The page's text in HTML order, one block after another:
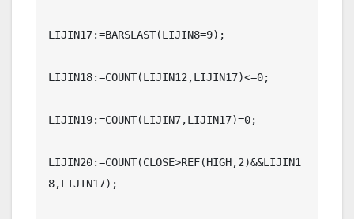
LIJIN17:=BARSLAST(LIJIN8=9);
LIJIN18:=COUNT(LIJIN12,LIJIN17)<=0;
LIJIN19:=COUNT(LIJIN7,LIJIN17)=0;
LIJIN20:=COUNT(CLOSE>REF(HIGH,2)&&LIJIN1
8,LIJIN17);